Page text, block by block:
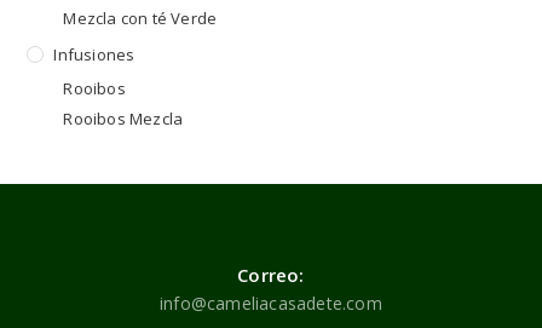
Mezcla con té Verde
Infusiones
Rooibos
Rooibos Mezcla
Correo:
info@cameliacasadete.com